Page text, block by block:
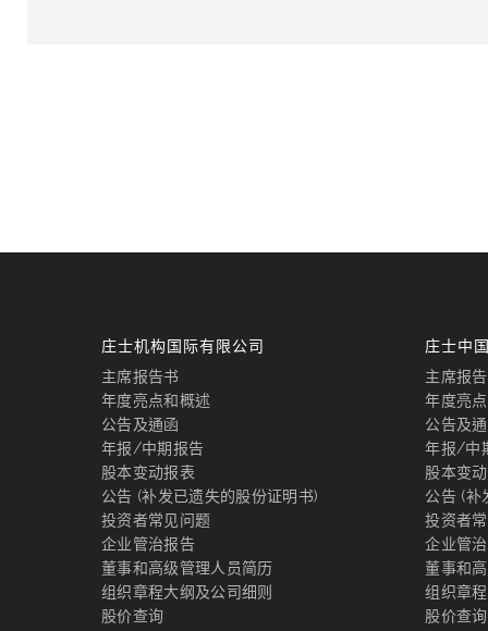
庄士机构国际有限公司
主席报告书
年度亮点和概述
公告及通函
年报/中期报告
股本变动报表
公告 (补发已遗失的股份证明书)
投资者常见问题
企业管治报告
董事和高级管理人员简历
组织章程大纲及公司细则
股价查询
庄士中
主席报
年度亮
公告及
年报/中
股本变
公告 (补
投资者
企业管
董事和
组织章
股价查询